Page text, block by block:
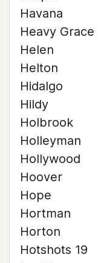
Havana
Heavy Grace
Helen
Helton
Hidalgo
Hildy
Holbrook
Holleyman
Hollywood
Hoover
Hope
Hortman
Horton
Hotshots 19